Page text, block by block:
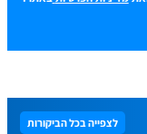
לצפייה בכל הביקורות